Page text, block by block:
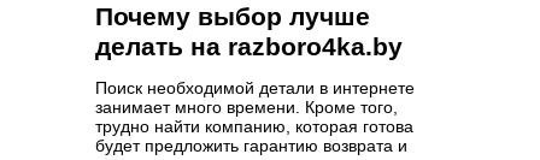
Почему выбор лучше
делать на razboro4ka.by
Поиск необходимой детали в интернете
занимает много времени. Кроме того,
трудно найти компанию, которая готова
будет предложить гарантию возврата и